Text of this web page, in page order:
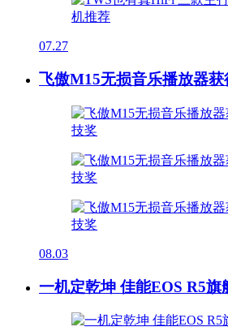
07.27
飞傲M15无损音乐播放器
08.03
一机定乾坤 佳能EOS R5旗